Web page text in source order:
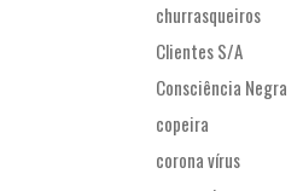
churrasqueiros
Clientes S/A
Consciência Negra
copeira
corona vírus